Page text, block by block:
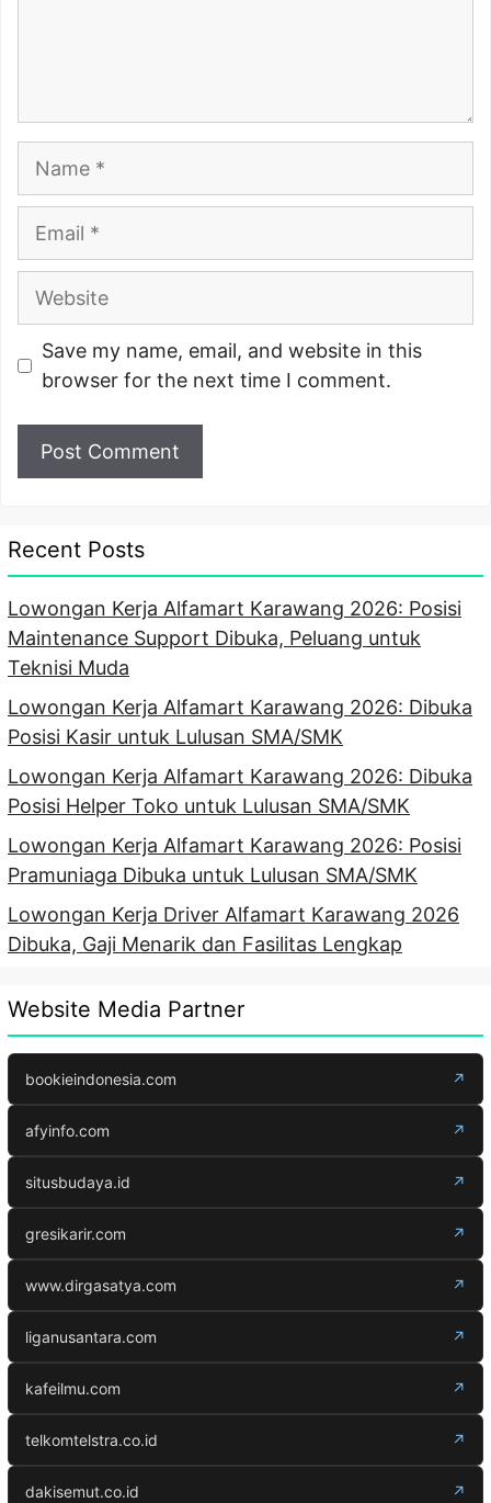
Name
Email
Website
Save my name, email, and website in this
browser for the next time I comment.
Recent Posts
Lowongan Kerja Alfamart Karawang 2026: Posisi
Maintenance Support Dibuka, Peluang untuk
Teknisi Muda
Lowongan Kerja Alfamart Karawang 2026: Dibuka
Posisi Kasir untuk Lulusan SMA/SMK
Lowongan Kerja Alfamart Karawang 2026: Dibuka
Posisi Helper Toko untuk Lulusan SMA/SMK
Lowongan Kerja Alfamart Karawang 2026: Posisi
Pramuniaga Dibuka untuk Lulusan SMA/SMK
Lowongan Kerja Driver Alfamart Karawang 2026
Dibuka, Gaji Menarik dan Fasilitas Lengkap
Website Media Partner
bookieindonesia.com ↗
afyinfo.com ↗
situsbudaya.id ↗
gresikarir.com ↗
www.dirgasatya.com ↗
liganusantara.com ↗
kafeilmu.com ↗
telkomtelstra.co.id ↗
dakisemut.co.id ↗